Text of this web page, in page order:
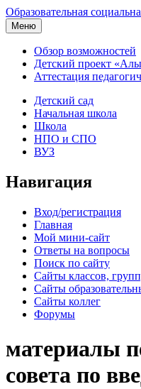
Образовательная
Меню
Обзор возможностей
Детский проект
Аттестация
Детский сад
Начальная школа
Школа
НПО и СПО
ВУЗ
Навигация
Вход/регистрация
Главная
Мой мини-сайт
Ответы на вопросы
Поиск по сайту
Сайты классов,
Сайты
Сайты коллег
Форумы
материалы
совета по